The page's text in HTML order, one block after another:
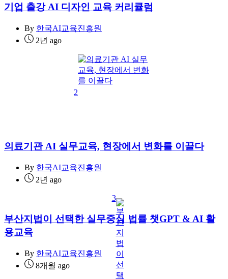
기업 출강 AI 디자인 교육 커리큘럼
By 한국AI교육진흥원
2년 ago
2
의료기관 AI 실무교육, 현장에서 변화를 이끌다
By 한국AI교육진흥원
2년 ago
3
부산지법이 선택한 실무중심 법률 챗GPT & AI 활
용교육
By 한국AI교육진흥원
8개월 ago